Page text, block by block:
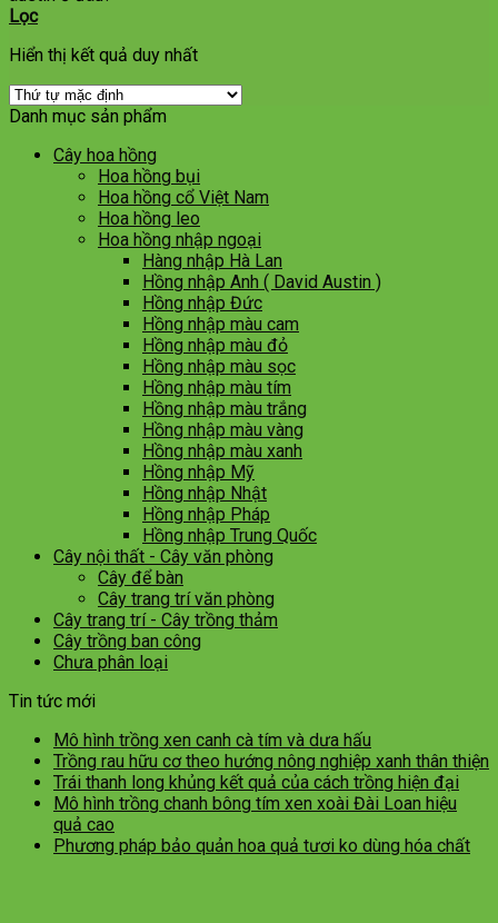
Lọc
Hiển thị kết quả duy nhất
Danh mục sản phẩm
Cây hoa hồng
Hoa hồng bụi
Hoa hồng cổ Việt Nam
Hoa hồng leo
Hoa hồng nhập ngoại
Hàng nhập Hà Lan
Hồng nhập Anh ( David Austin )
Hồng nhập Đức
Hồng nhập màu cam
Hồng nhập màu đỏ
Hồng nhập màu sọc
Hồng nhập màu tím
Hồng nhập màu trắng
Hồng nhập màu vàng
Hồng nhập màu xanh
Hồng nhập Mỹ
Hồng nhập Nhật
Hồng nhập Pháp
Hồng nhập Trung Quốc
Cây nội thất - Cây văn phòng
Cây để bàn
Cây trang trí văn phòng
Cây trang trí - Cây trồng thảm
Cây trồng ban công
Chưa phân loại
Tin tức mới
Mô hình trồng xen canh cà tím và dưa hấu
Trồng rau hữu cơ theo hướng nông nghiệp xanh thân thiện
Trái thanh long khủng kết quả của cách trồng hiện đại
Mô hình trồng chanh bông tím xen xoài Đài Loan hiệu
quả cao
Phương pháp bảo quản hoa quả tươi ko dùng hóa chất